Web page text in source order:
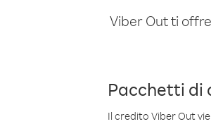
Viber Out ti
Pacchetti di
Il credito Viber Out